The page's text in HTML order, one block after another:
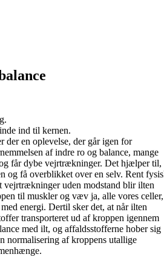
ind til kernen.
der en oplevelse, der går igen for
af indre ro og balance, mange
får dybe vejrtrækninger. Det hjælper til,
og få overblikket over en selv. Rent
vejrtrækninger uden modstand blir ilten
til muskler og væv ja, alle vores celler,
energi. Dertil sker det, at når ilten
transporteret ud af kroppen igennem
med ilt, og affaldsstofferne hober sig
normalisering af kroppens utallige